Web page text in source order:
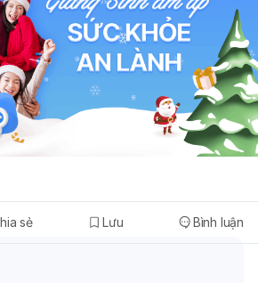
sẻ Lưu Bình luận